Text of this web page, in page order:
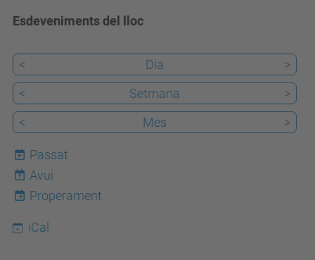
Esdeveniments del lloc
< Dia
>
<
Setmana
>
<
Mes >
Passat
9
Avui
Properament
iCal